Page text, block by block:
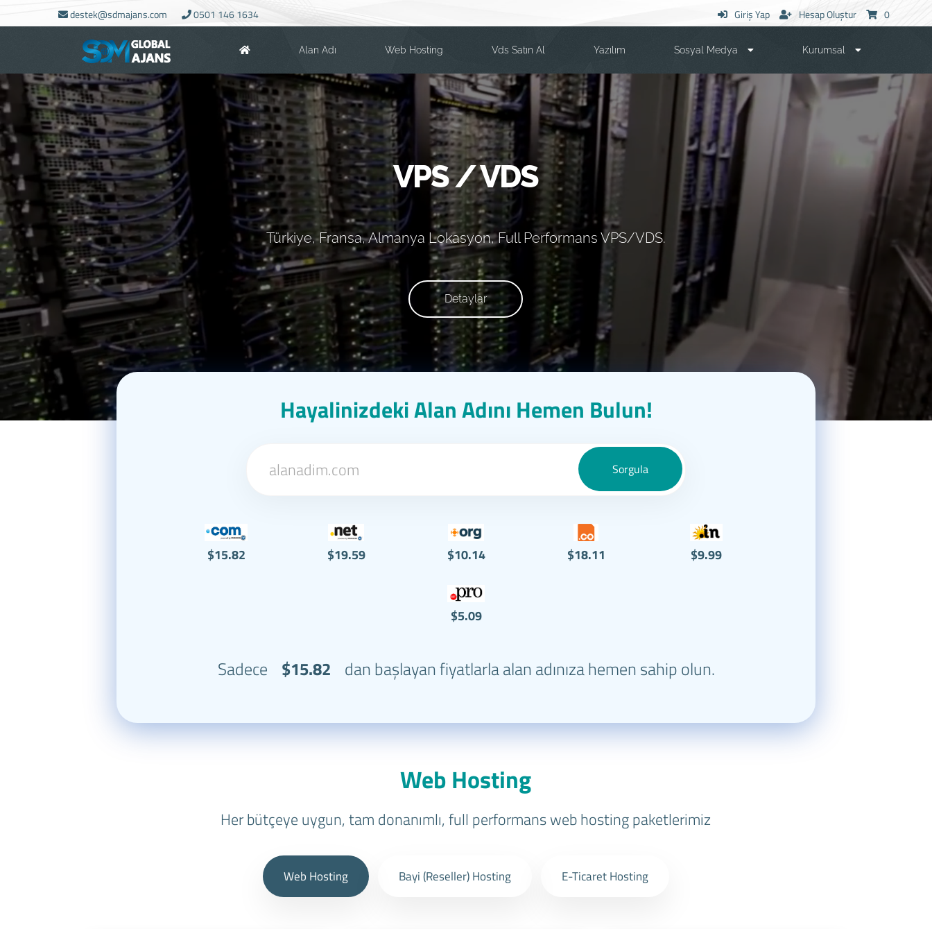
destek@sdmajans.com 0501 146 1634 0
Hesap Oluştur
Giriş Yap
Alan Adı Web Hosting Vds Satın Al Yazılım Sosyal Medya Kurumsal
VPS / VDS
Türkiye, Fransa, Almanya Lokasyon, Full Performans VPS/VDS.
Detaylar
Hayalinizdeki Alan Adını Hemen Bulun!
$15.82 $19.59 $10.14 $18.11 $9.99
$5.09
Sadece $15.82 dan başlayan fiyatlarla alan adınıza hemen sahip olun.
Web Hosting
Her bütçeye uygun, tam donanımlı, full performans web hosting paketlerimiz
Web Hosting Bayi (Reseller) Hosting E-Ticaret Hosting